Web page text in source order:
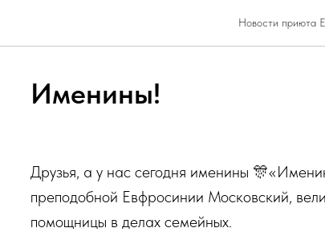
Новости приюта
Именины!
Друзья, а у нас сегодня именины
преподобной Евфросинии Московский,
помощницы в делах семейных.